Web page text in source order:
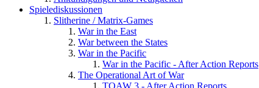
Spielediskussionen
Slitherine / Matrix-Games
War in the East
War between the States
War in the Pacific
War in the Pacific - After Action Reports
The Operational Art of War
TOAW 3 - After Action Reports